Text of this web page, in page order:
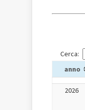
Cerca:
anno
2026